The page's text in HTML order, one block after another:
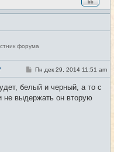
форума
#29
С
о
б
щ
е
Пн дек 29, 2014 11:51 am
белый и черный, а то с
не выдержать он вторую